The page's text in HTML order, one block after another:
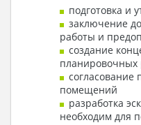
подготовка и
заключение
работы и
создание
согласование
помещений
разработка
необходим для